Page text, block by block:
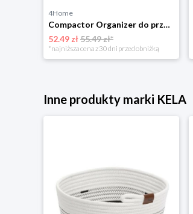
4Home
Compactor Organizer do przechowywania Toronto, 30 x 20 x 12 cm, ciemnobrązowy
52.49 zł55.49 zł*
*najniższa cena z 30 dni przed obniżką
Inne produkty marki KELA